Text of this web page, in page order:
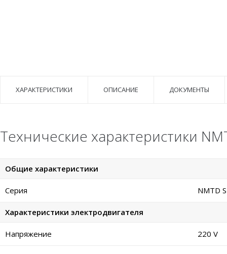
ХАРАКТЕРИСТИКИ ОПИСАНИЕ ДОКУМЕНТЫ
Технические характеристики
Общие характеристики
Серия NMTD
Характеристики электродвигателя
Напряжение 220 V